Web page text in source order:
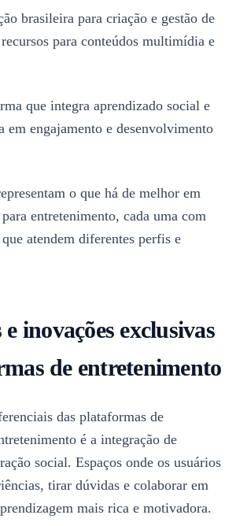
brasileira para criação e gestão de
para conteúdos multimídia e
que integra aprendizado social e
em engajamento e desenvolvimento
o que há de melhor em
entretenimento, cada uma com
atendem diferentes perfis e
inovações exclusivas
de entretenimento
das plataformas de
é a integração de
social. Espaços onde os usuários
tirar dúvidas e colaborar em
mais rica e motivadora.